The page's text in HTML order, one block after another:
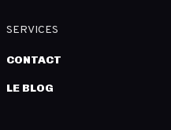
SERVICES
CONTACT
LE BLOG